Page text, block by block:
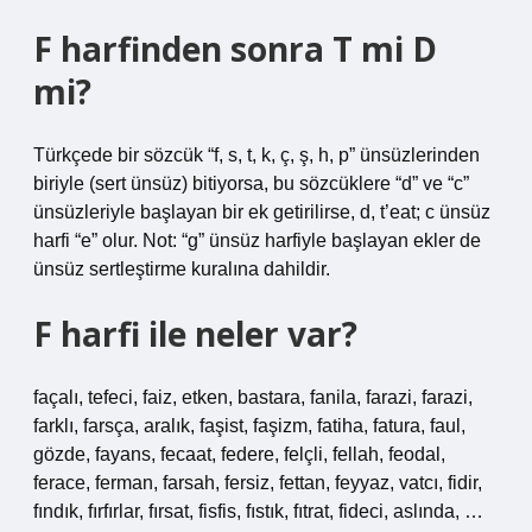
F harfinden sonra T mi D
mi?
Türkçede bir sözcük “f, s, t, k, ç, ş, h, p” ünsüzlerinden
biriyle (sert ünsüz) bitiyorsa, bu sözcüklere “d” ve “c”
ünsüzleriyle başlayan bir ek getirilirse, d, t’eat; c ünsüz
harfi “e” olur. Not: “g” ünsüz harfiyle başlayan ekler de
ünsüz sertleştirme kuralına dahildir.
F harfi ile neler var?
façalı, tefeci, faiz, etken, bastara, fanila, farazi, farazi,
farklı, farsça, aralık, faşist, faşizm, fatiha, fatura, faul,
gözde, fayans, fecaat, federe, felçli, fellah, feodal,
ferace, ferman, farsah, fersiz, fettan, feyyaz, vatcı, fidir,
fındık, fırfırlar, fırsat, fisfis, fıstık, fıtrat, fideci, aslında, …